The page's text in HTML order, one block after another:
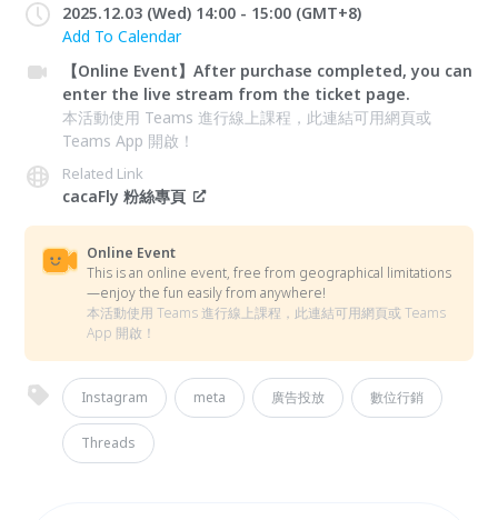
2025.12.03 (Wed) 14:00 - 15:00 (GMT+8)
Add To Calendar
【Online Event】After purchase completed, you can
enter the live stream from the ticket page.
本活動使用 Teams 進行線上課程，此連結可用網頁或
Teams App 開啟！
Related Link
cacaFly 粉絲專頁
Online Event
This is an online event, free from geographical limitations
—enjoy the fun easily from anywhere!
本活動使用 Teams 進行線上課程，此連結可用網頁或 Teams
App 開啟！
Instagram meta 廣告投放 數位行銷
Threads